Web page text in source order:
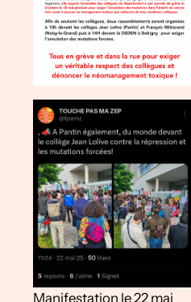
Manifestation le 22 mai